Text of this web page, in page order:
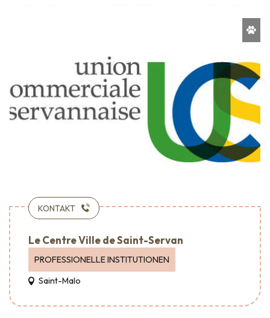
KONTAKT
Le Centre Ville de Saint-Servan
PROFESSIONELLE INSTITUTIONEN
Saint-Malo